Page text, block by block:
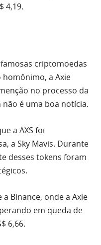
4,19.
criptomoedas
homônimo, a Axie
no processo da
não é uma boa notícia.
a AXS foi
a Sky Mavis. Durante
desses tokens foram
a Binance, onde a Axie
em queda de
6,66.